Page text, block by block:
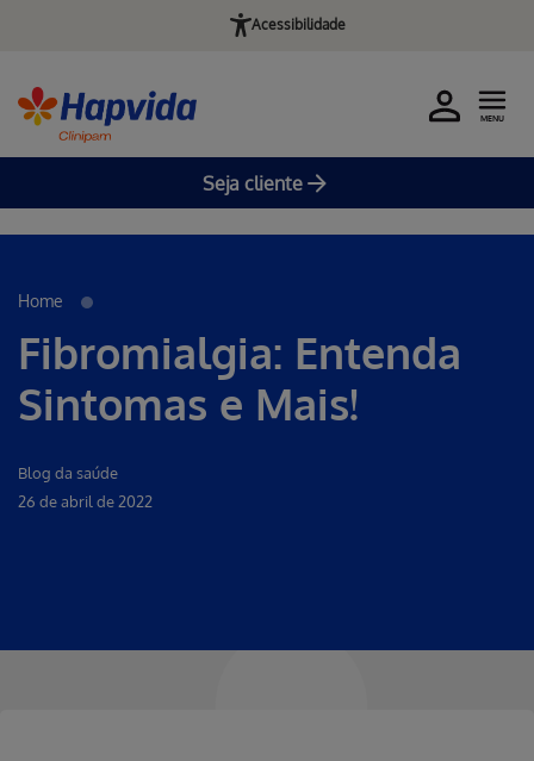
Pular para o Conteúdo principal
Acessibilidade
Seja cliente
MENU
Home
Fibromialgia: Entenda
Sintomas e Mais!
Blog da saúde
26 de abril de 2022